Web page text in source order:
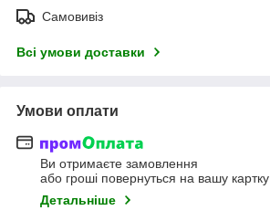
Самовивіз
Всі умови доставки
Умови оплати
Ви отримаєте замовлення
або гроші повернуться на вашу картку
Детальніше